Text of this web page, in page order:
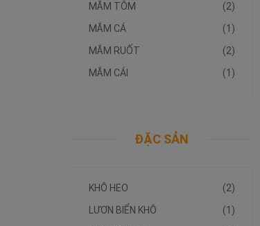
(2)
MẮM TÔM
(1)
MẮM CÁ
(2)
MẮM RUỐT
(1)
MẮM CÁI
ĐẶC SẢN
(2)
KHÔ HEO
(1)
LƯƠN BIỂN KHÔ